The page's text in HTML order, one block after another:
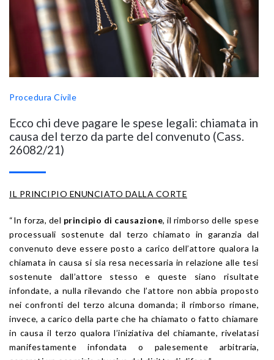
Procedura Civile
Ecco chi deve pagare le spese legali: chiamata in
causa del terzo da parte del convenuto (Cass.
26082/21)
IL PRINCIPIO ENUNCIATO DALLA CORTE
“In forza, del principio di causazione, il rimborso delle spese
processuali sostenute dal terzo chiamato in garanzia dal
convenuto deve essere posto a carico dell’attore qualora la
chiamata in causa si sia resa necessaria in relazione alle tesi
sostenute dall’attore stesso e queste siano risultate
infondate, a nulla rilevando che l’attore non abbia proposto
nei confronti del terzo alcuna domanda; il rimborso rimane,
invece, a carico della parte che ha chiamato o fatto chiamare
in causa il terzo qualora l’iniziativa del chiamante, rivelatasi
manifestamente infondata o palesemente arbitraria,